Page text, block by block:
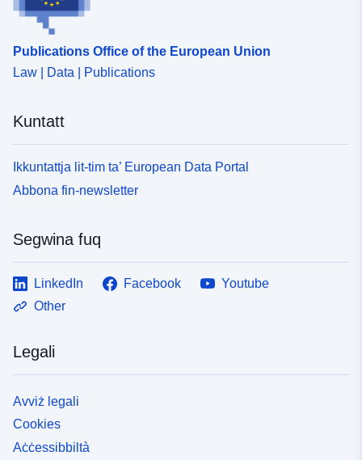
Publications Office of the European Union
Law | Data | Publications
Kuntatt
Ikkuntattja lit-tim ta’ European Data Portal
Abbona fin-newsletter
Segwina fuq
LinkedIn Facebook
Youtube
Other
Legali
Avviż legali
Cookies
Aċċessibbiltà